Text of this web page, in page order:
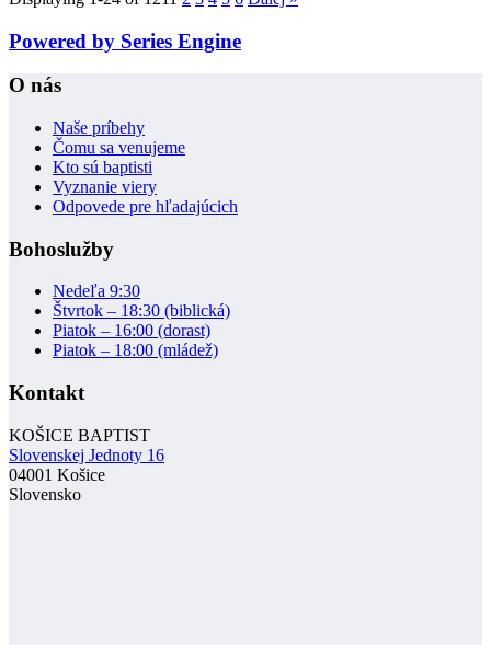
Powered by Series Engine
O nás
Naše príbehy
Čomu sa venujeme
Kto sú baptisti
Vyznanie viery
Odpovede pre hľadajúcich
Bohoslužby
Nedeľa 9:30
Štvrtok – 18:30 (biblická)
Piatok – 16:00 (dorast)
Piatok – 18:00 (mládež)
Kontakt
KOŠICE BAPTIST
Slovenskej Jednoty 16
04001 Košice
Slovensko